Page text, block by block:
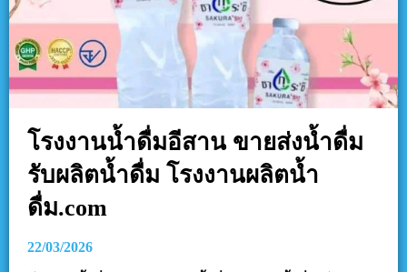
โรงงานน้ำดื่มอีสาน ขายส่งน้ำดื่ม
รับผลิตน้ำดื่ม โรงงานผลิตน้ำ
ดื่ม.com
22/03/2026